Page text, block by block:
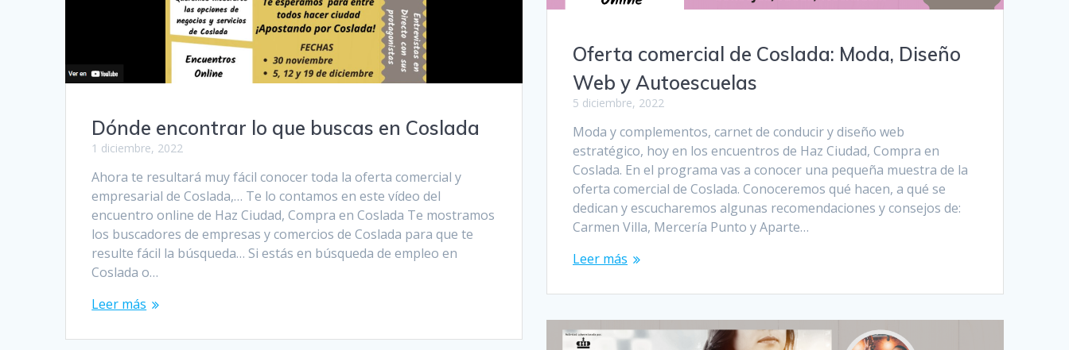
Oferta comercial de Coslada: Moda, Diseño
Web y Autoescuelas
5 diciembre, 2022
Moda y complementos, carnet de conducir y diseño web
estratégico, hoy en los encuentros de Haz Ciudad, Compra en
Coslada. En el programa vas a conocer una pequeña muestra de la
oferta comercial de Coslada. Conoceremos qué hacen, a qué se
dedican y escucharemos algunas recomendaciones y consejos de:
Carmen Villa, Mercería Punto y Aparte…
Leer más
Dónde encontrar lo que buscas en Coslada
1 diciembre, 2022
Ahora te resultará muy fácil conocer toda la oferta comercial y
empresarial de Coslada,… Te lo contamos en este vídeo del
encuentro online de Haz Ciudad, Compra en Coslada Te mostramos
los buscadores de empresas y comercios de Coslada para que te
resulte fácil la búsqueda… Si estás en búsqueda de empleo en
Coslada o…
Leer más